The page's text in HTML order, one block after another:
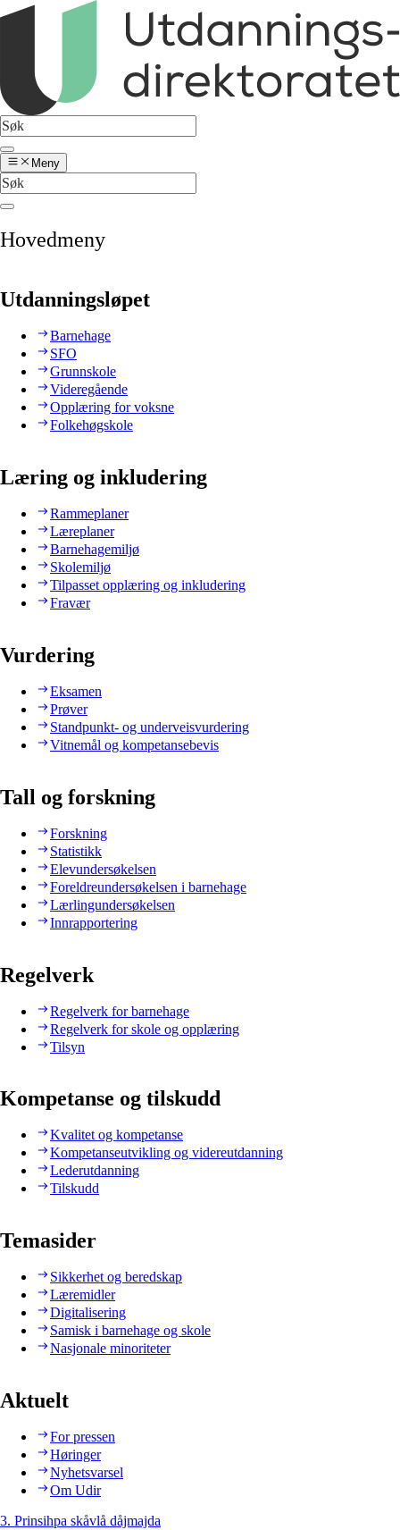
Meny
Hovedmeny
Utdanningsløpet
Barnehage
SFO
Grunnskole
Videregående
Opplæring for voksne
Folkehøgskole
Læring og inkludering
Rammeplaner
Læreplaner
Barnehagemiljø
Skolemiljø
Tilpasset opplæring og inkludering
Fravær
Vurdering
Eksamen
Prøver
Standpunkt- og underveisvurdering
Vitnemål og kompetansebevis
Tall og forskning
Forskning
Statistikk
Elevundersøkelsen
Foreldreundersøkelsen i barnehage
Lærlingundersøkelsen
Innrapportering
Regelverk
Regelverk for barnehage
Regelverk for skole og opplæring
Tilsyn
Kompetanse og tilskudd
Kvalitet og kompetanse
Kompetanseutvikling og videreutdanning
Lederutdanning
Tilskudd
Temasider
Sikkerhet og beredskap
Læremidler
Digitalisering
Samisk i barnehage og skole
Nasjonale minoriteter
Aktuelt
For pressen
Høringer
Nyhetsvarsel
Om Udir
3. Prinsihpa skåvlå dåjmajda